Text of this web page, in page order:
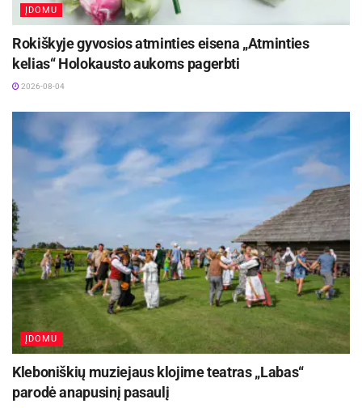
ĮDOMU
Rokiškyje gyvosios atminties eisena „Atminties
kelias“ Holokausto aukoms pagerbti
2026-08-04
ĮDOMU
Kleboniškių muziejaus klojime teatras „Labas“
parodė anapusinį pasaulį